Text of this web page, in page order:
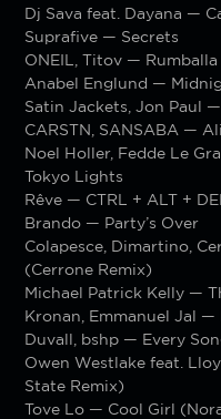
Dj Sava feat. Dayana —
Suprafive — Secrets
ONEIL, Titov — Rumballa
Anabel Englund —
Satin Jackets, Jon Paul
CARSTN, SANSABA —
Noel Holler, Fedde Le
Tokyo Lights
Rêve — CTRL + ALT + DEL
Brando — Party’s Over
Colapesce, Dimartino,
(Cerrone Remix)
Michael Patrick Kelly —
Kronan, Emmanuel Jal —
Duvall, bshp — Every
Owen Westlake feat.
State Remix)
Tove Lo — Cool Girl